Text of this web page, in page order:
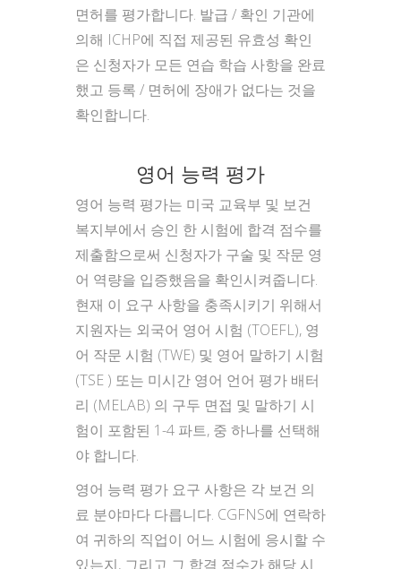
면허를 평가합니다. 발급 / 확인 기관에
의해 ICHP에 직접 제공된 유효성 확인
은 신청자가 모든 연습 학습 사항을 완료
했고 등록 / 면허에 장애가 없다는 것을
확인합니다.
영어 능력 평가
영어 능력 평가는 미국 교육부 및 보건
복지부에서 승인 한 시험에 합격 점수를
제출함으로써 신청자가 구술 및 작문 영
어 역량을 입증했음을 확인시켜줍니다.
현재 이 요구 사항을 충족시키기 위해서
지원자는 외국어 영어 시험 (TOEFL), 영
어 작문 시험 (TWE) 및 영어 말하기 시험
(TSE ) 또는 미시간 영어 언어 평가 배터
리 (MELAB) 의 구두 면접 및 말하기 시
험이 포함된 1-4 파트, 중 하나를 선택해
야 합니다.
영어 능력 평가 요구 사항은 각 보건 의
료 분야마다 다릅니다. CGFNS에 연락하
여 귀하의 직업이 어느 시험에 응시할 수
있는지, 그리고 그 합격 점수가 해당 시